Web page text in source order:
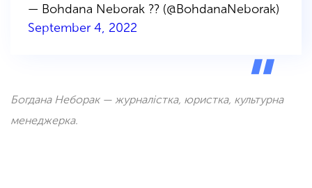
— Bohdana Neborak ?? (@BohdanaNeborak)
September 4, 2022
Богдана Неборак — журналістка, юристка, культурна
менеджерка.